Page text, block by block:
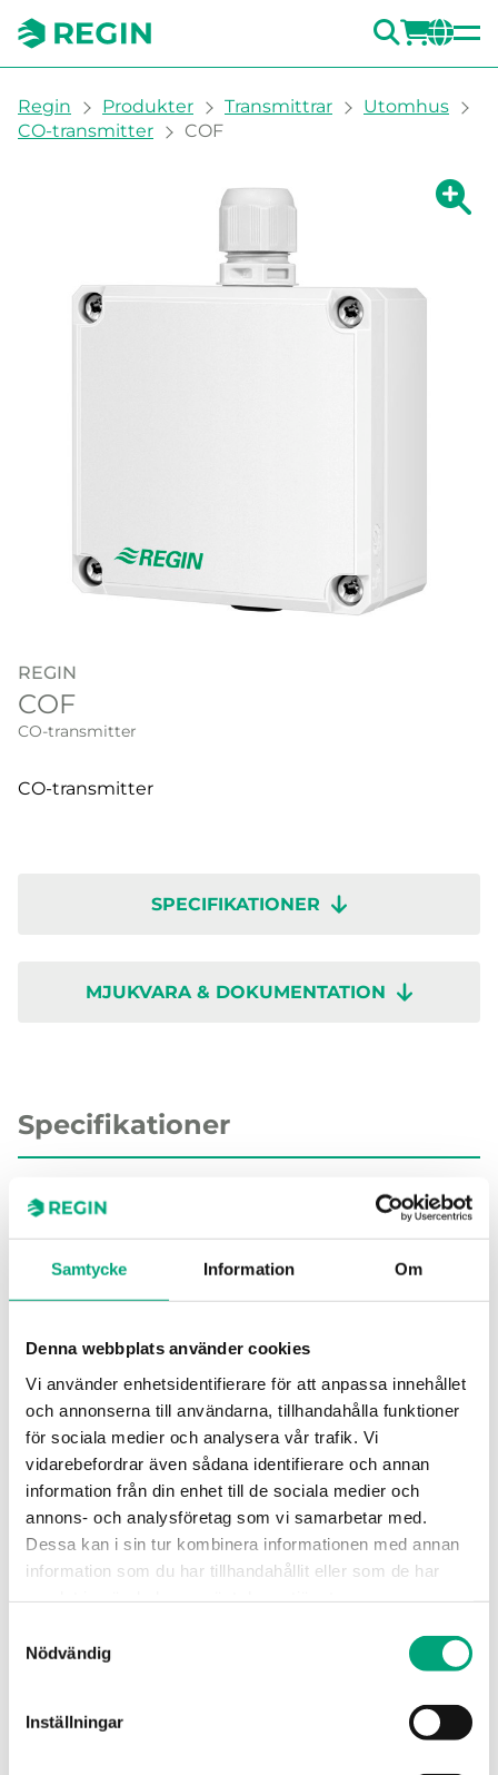
Samtycke Information Om
Denna webbplats använder cookies
Vi använder enhetsidentifierare för att anpassa innehållet
och annonserna till användarna, tillhandahålla funktioner
för sociala medier och analysera vår trafik. Vi
vidarebefordrar även sådana identifierare och annan
information från din enhet till de sociala medier och
annons- och analysföretag som vi samarbetar med.
Dessa kan i sin tur kombinera informationen med annan
information som du har tillhandahållit eller som de har
Nödvändig
Inställningar
SÖK
You are here:
Regin Produkter Transmittrar
Utomhus
CO-transmitter
COF
Visa
REGIN
COF
CO-transmitter
CO-transmitter
SPECIFIKATIONER
MJUKVARA & DOKUMENTATION
Specifikationer
Specifikationer för COF
Givargränssnitt
0–10V, 4–
20mA
Display
Givartyp CO
Mätprincip Elektrokemisk
Mätområde, gas i luft
ppm
0…300 ppm